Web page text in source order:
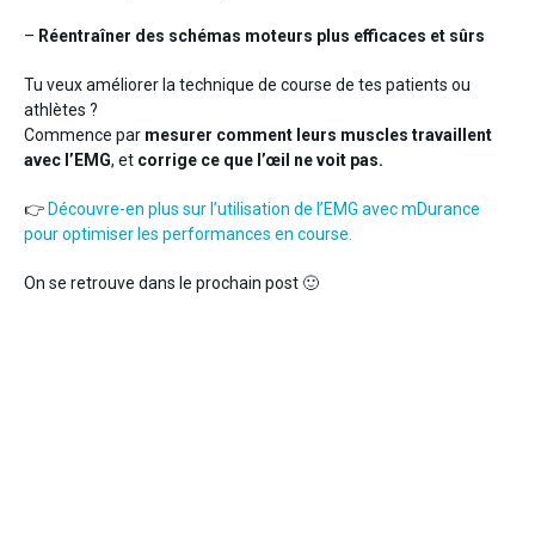
– Réentraîner des schémas moteurs plus efficaces et sûrs
Tu veux améliorer la technique de course de tes patients ou
athlètes ?
Commence par mesurer comment leurs muscles travaillent
avec l’EMG, et corrige ce que l’œil ne voit pas.
👉 Découvre-en plus sur l’utilisation de l’EMG avec mDurance
pour optimiser les performances en course.
On se retrouve dans le prochain post 🙂